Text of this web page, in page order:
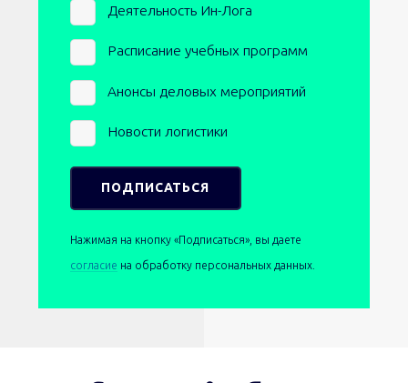
Newsletters
Деятельность Ин-Лога
Расписание учебных программ
Анонсы деловых мероприятий
Новости логистики
Нажимая на кнопку «Подписаться», вы даете
согласие на обработку персональных данных.